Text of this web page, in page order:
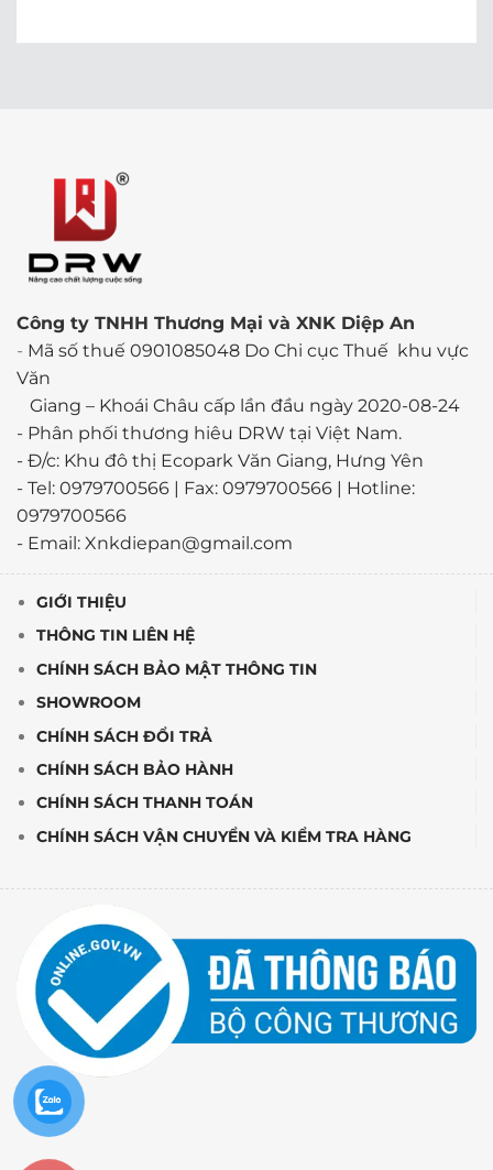
Công ty TNHH Thương Mại và XNK Diệp An
- Mã số thuế 0901085048 Do Chi cục Thuế khu vực
Văn
Giang – Khoái Châu cấp lần đầu ngày 2020-08-24
- Phân phối thương hiêu DRW tại Việt Nam.
- Đ/c: Khu đô thị Ecopark Văn Giang, Hưng Yên
- Tel: 0979700566 | Fax: 0979700566 | Hotline:
0979700566
- Email: Xnkdiepan@gmail.com
GIỚI THIỆU
THÔNG TIN LIÊN HỆ
CHÍNH SÁCH BẢO MẬT THÔNG TIN
SHOWROOM
CHÍNH SÁCH ĐỔI TRẢ
CHÍNH SÁCH BẢO HÀNH
CHÍNH SÁCH THANH TOÁN
CHÍNH SÁCH VẬN CHUYỂN VÀ KIỂM TRA HÀNG